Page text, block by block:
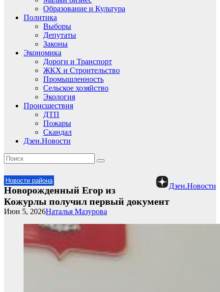
Образование и Культура
Политика
Выборы
Депутаты
Законы
Экономика
Дороги и Транспорт
ЖКХ и Строительство
Промышленность
Сельское хозяйство
Экология
Происшествия
ДТП
Пожары
Скандал
Дзен.Новости
Новости района
Дзен.Новости
Новорожденный Егор из
Кожурлы получил первый документ
Наталья Мазурова
Июн 5, 2026